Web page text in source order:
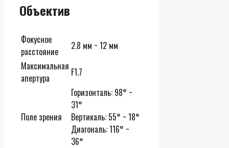
Объектив
Фокусное
расстояние
2.8 мм ~ 12 мм
Максимальная
апертура
F1.7
Поле зрения
Горизонталь: 98° ~
31°
Вертикаль: 55° ~ 18°
Диагональ: 116° ~
36°